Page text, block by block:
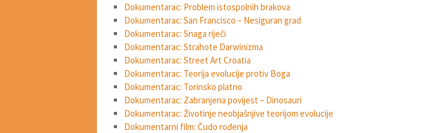
Dokumentarac: Problem istospolnih brakova
Dokumentarac: San Francisco – Nesiguran grad
Dokumentarac: Snaga riječi
Dokumentarac: Strahote Darwinizma
Dokumentarac: Street Art Croatia
Dokumentarac: Teorija evolucije protiv Boga
Dokumentarac: Torinsko platno
Dokumentarac: Zabranjena povijest – Dinosauri
Dokumentarac: Životinje neobjašnjive teorijom evolucije
Dokumentarni film: Čudo rođenja